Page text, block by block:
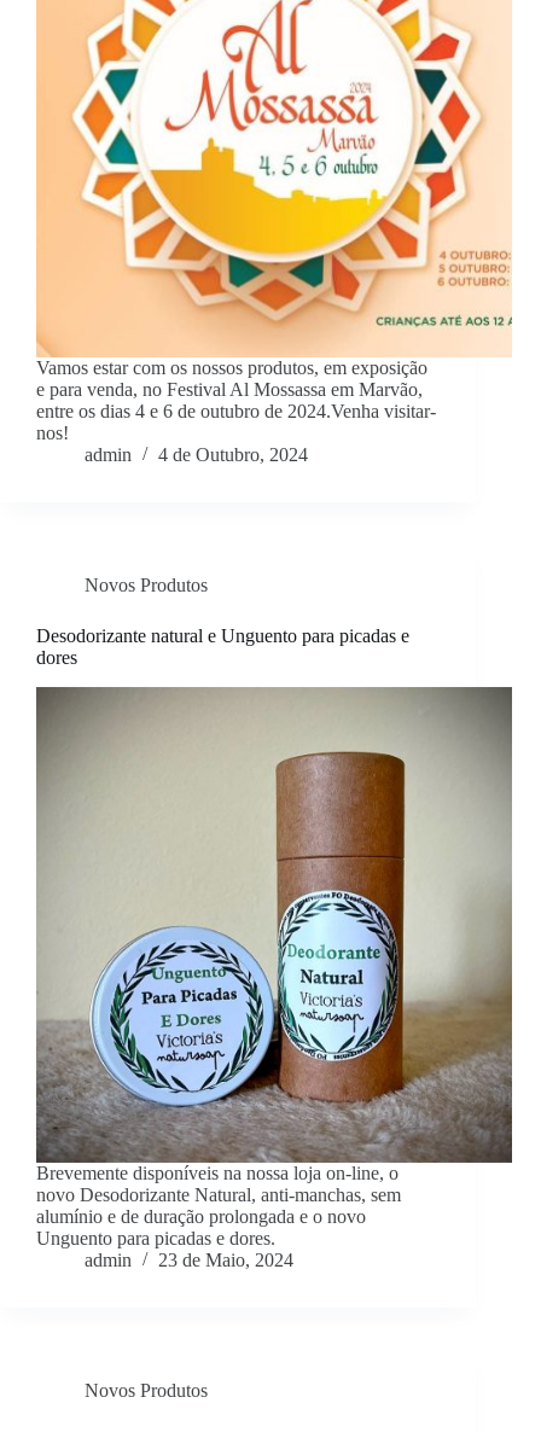
Vamos estar com os nossos produtos, em exposição
e para venda, no Festival Al Mossassa em Marvão,
entre os dias 4 e 6 de outubro de 2024.Venha visitar-
nos!
admin
4 de Outubro, 2024
Novos Produtos
Desodorizante natural e Unguento para picadas e
dores
Brevemente disponíveis na nossa loja on-line, o
novo Desodorizante Natural, anti-manchas, sem
alumínio e de duração prolongada e o novo
Unguento para picadas e dores.
admin
23 de Maio, 2024
Novos Produtos